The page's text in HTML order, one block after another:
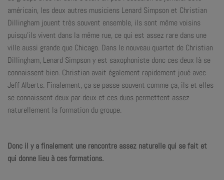
américain, les deux autres musiciens Lenard Simpson et Christian
Dillingham jouent très souvent ensemble, ils sont même voisins
puisqu’ils vivent dans la même rue, ce qui est assez rare dans une
ville aussi grande que Chicago. Dans le nouveau quartet de Christian
Dillingham, Lenard Simpson y est saxophoniste donc ces deux là se
connaissent bien. Christian avait également rapidement joué avec
Jeff Alberts. Finalement, ça se passe souvent comme ça, ils et elles
se connaissent deux par deux et ces duos permettent assez
naturellement la formation du groupe.
Donc il y a finalement une rencontre assez naturelle qui se fait et
qui donne lieu à ces formations.